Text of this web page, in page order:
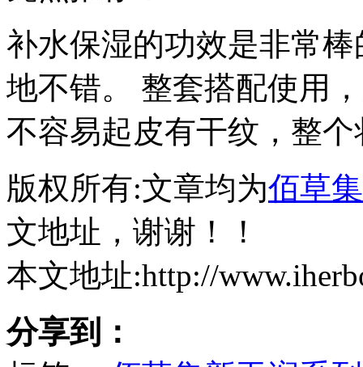
补水保湿的功效是非常
地不错。 整套搭配使用
不容易起皮有干纹，整
版权所有:文章均为佰草集
文地址，谢谢！！
本文地址:http://
分享到：